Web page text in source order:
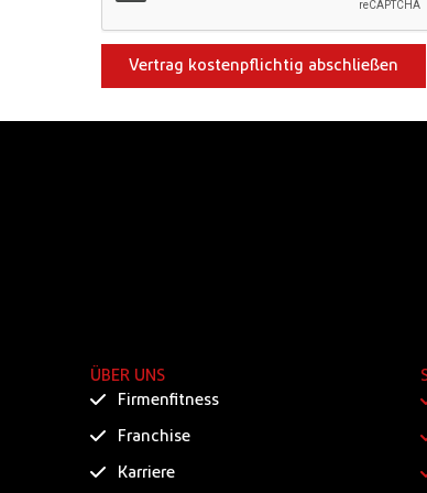
Vertrag kostenpflichtig abschließen
ÜBER UNS
Firmenfitness
Franchise
Karriere